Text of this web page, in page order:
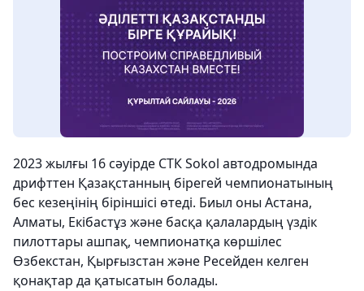
2023 жылғы 16 сәуірде СТК Sokol автодромында
дрифттен Қазақстанның бірегей чемпионатының
бес кезеңінің біріншісі өтеді. Биыл оны Астана,
Алматы, Екібастұз және басқа қалалардың үздік
пилоттары ашпақ, чемпионатқа көршілес
Өзбекстан, Қырғызстан және Ресейден келген
қонақтар да қатысатын болады.